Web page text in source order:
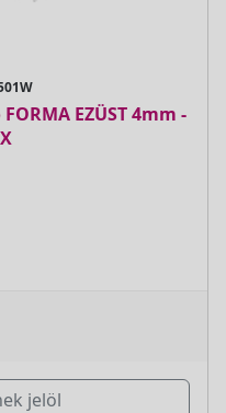
EZÜST 4mm -
jelöl